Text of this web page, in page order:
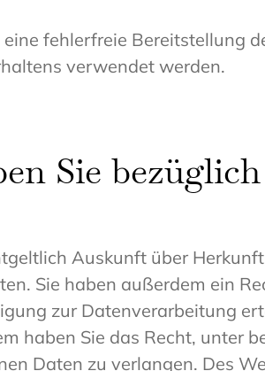
fehlerfreie Bereitstellung
verwendet werden.
Sie
Auskunft über
Sie haben außerdem ein
zur Datenverarbeitung
haben Sie das Recht, unter
Daten zu verlangen. Des